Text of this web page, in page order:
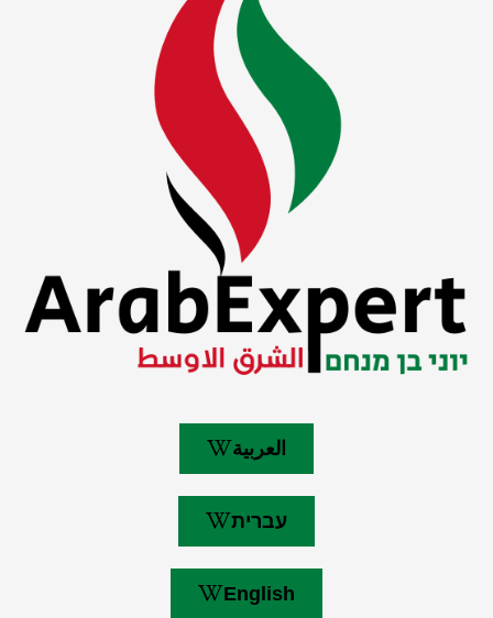
العربية
עברית
English